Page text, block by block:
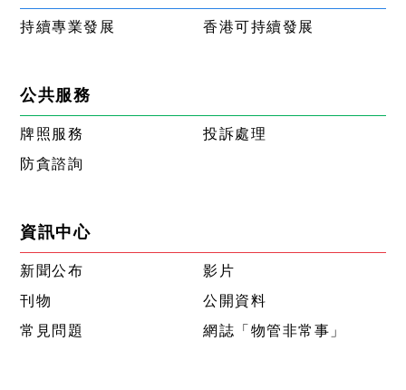
持續專業發展 香港可持續發展
公共服務
牌照服務
投訴處理
防貪諮詢
資訊中心
新聞公布
影片
刊物
公開資料
常見問題
網誌「物管非常事」